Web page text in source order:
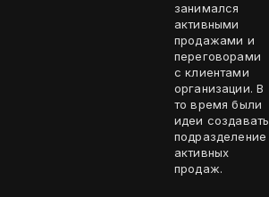
занимался
активными
продажами и
переговорами
с клиентами
организации. В
то время были
идеи создавать
подразделение
активных
продаж.